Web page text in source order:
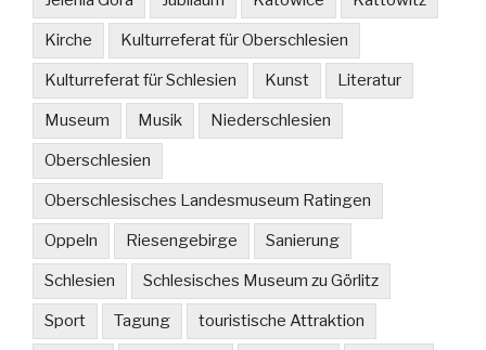
Kirche Kulturreferat für Oberschlesien
Kulturreferat für Schlesien Kunst Literatur
Museum Musik Niederschlesien
Oberschlesien
Oberschlesisches Landesmuseum Ratingen
Oppeln Riesengebirge Sanierung
Schlesien Schlesisches Museum zu Görlitz
Sport Tagung touristische Attraktion